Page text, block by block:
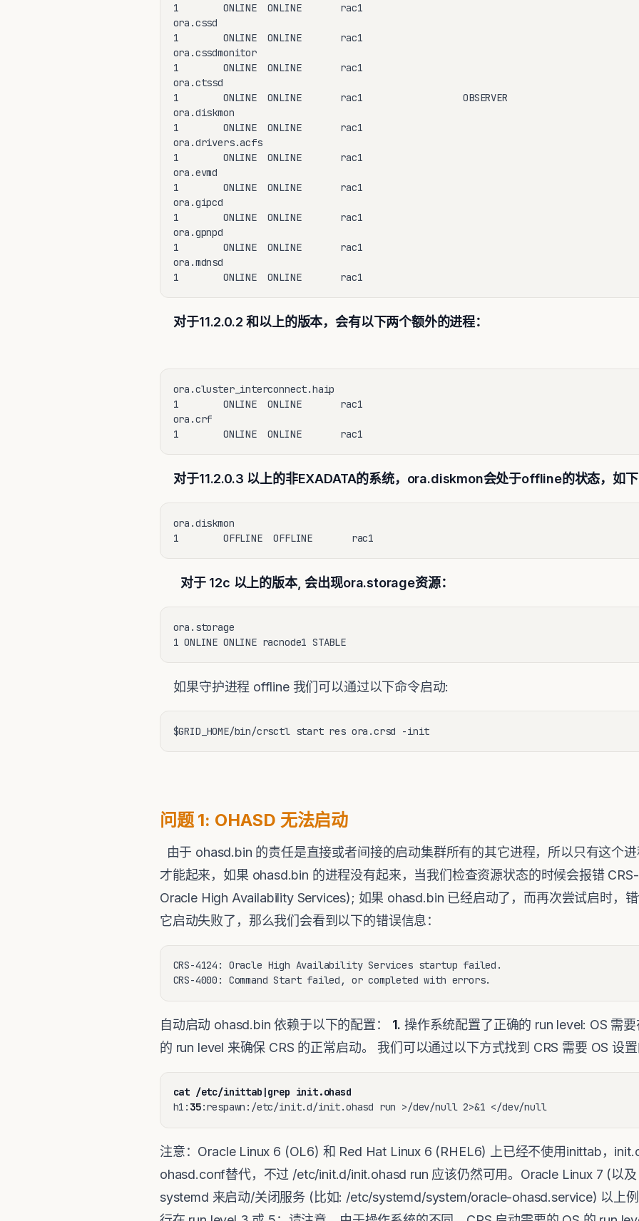
1        ONLINE  ONLINE       rac1
ora.cssd
1        ONLINE  ONLINE       rac1
ora.cssdmonitor
1        ONLINE  ONLINE       rac1
ora.ctssd
1        ONLINE  ONLINE       rac1                  OBSERVER
ora.diskmon
1        ONLINE  ONLINE       rac1
ora.drivers.acfs
1        ONLINE  ONLINE       rac1
ora.evmd
1        ONLINE  ONLINE       rac1
ora.gipcd
1        ONLINE  ONLINE       rac1
ora.gpnpd
1        ONLINE  ONLINE       rac1
ora.mdnsd
1        ONLINE  ONLINE       rac1
对于11.2.0.2 和以上的版本，会有以下两个额外的进程：
ora.cluster_interconnect.haip
1        ONLINE  ONLINE       rac1
ora.crf
1        ONLINE  ONLINE       rac1
对于11.2.0.3 以上的非EXADATA的系统，ora.diskmon会处于offline的状态，如
ora.diskmon
1        OFFLINE  OFFLINE       rac1
对于 12c 以上的版本, 会出现ora.storage资源：
ora.storage
1 ONLINE ONLINE racnode1 STABLE
如果守护进程 offline 我们可以通过以下命令启动:
$GRID_HOME/bin/crsctl start res ora.crsd -init
问题 1: OHASD 无法启动
由于 ohasd.bin 的责任是直接或者间接的启动集群所有的其它进程，所以只有这个
才能起来，如果 ohasd.bin 的进程没有起来，当我们检查资源状态的时候会报错
Oracle High Availability Services); 如果 ohasd.bin 已经启动了，而再次尝试启时，
它启动失败了，那么我们会看到以下的错误信息：
CRS-4124: Oracle High Availability Services startup failed.
CRS-4000: Command Start failed, or completed with errors.
自动启动 ohasd.bin 依赖于以下的配置： 1. 操作系统配置了正确的 run level: OS 需
的 run level 来确保 CRS 的正常启动。 我们可以通过以下方式找到 CRS 需要 OS
cat /etc/inittab|grep init.ohasd
h1: 35:respawn:/etc/init.d/init.ohasd run >/dev/null 2>&1 </dev/null
注意：Oracle Linux 6 (OL6) 和 Red Hat Linux 6 (RHEL6) 上已经不使用inittab，
ohasd.conf替代，不过 /etc/init.d/init.ohasd run 应该仍然可用。Oracle Linux 7 (以
systemd 来启动/关闭服务 (比如: /etc/systemd/system/oracle-ohasd.service) 以上